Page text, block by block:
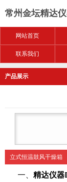
常州金坛精达
网站首页
联系我们
产品展示
立式恒温鼓风干燥箱
一、 精达仪器